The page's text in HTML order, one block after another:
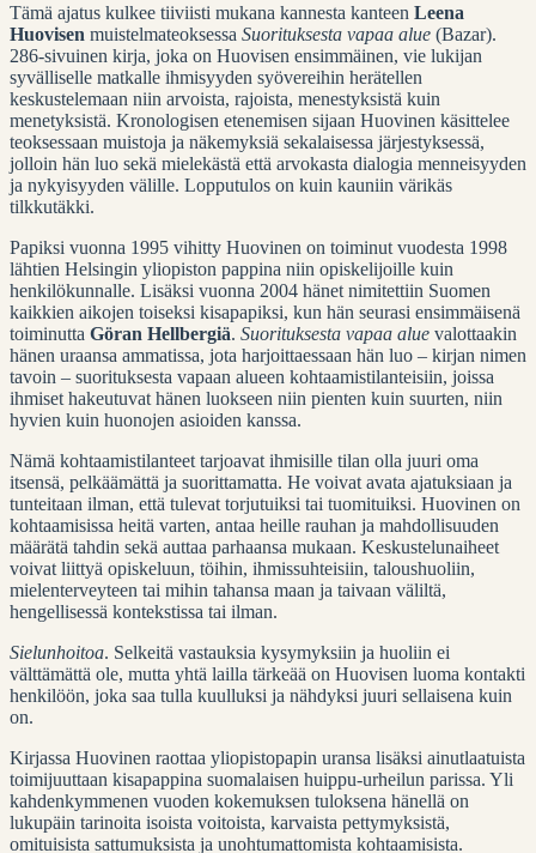
Tämä ajatus kulkee tiiviisti mukana kannesta kanteen Leena
Huovisen muistelmateoksessa Suorituksesta vapaa alue (Bazar).
286-sivuinen kirja, joka on Huovisen ensimmäinen, vie lukijan
syvälliselle matkalle ihmisyyden syövereihin herätellen
keskustelemaan niin arvoista, rajoista, menestyksistä kuin
menetyksistä. Kronologisen etenemisen sijaan Huovinen käsittelee
teoksessaan muistoja ja näkemyksiä sekalaisessa järjestyksessä,
jolloin hän luo sekä mielekästä että arvokasta dialogia menneisyyden
ja nykyisyyden välille. Lopputulos on kuin kauniin värikäs
tilkkutäkki.
Papiksi vuonna 1995 vihitty Huovinen on toiminut vuodesta 1998
lähtien Helsingin yliopiston pappina niin opiskelijoille kuin
henkilökunnalle. Lisäksi vuonna 2004 hänet nimitettiin Suomen
kaikkien aikojen toiseksi kisapapiksi, kun hän seurasi ensimmäisenä
toiminutta Göran Hellbergiä. Suorituksesta vapaa alue valottaakin
hänen uraansa ammatissa, jota harjoittaessaan hän luo – kirjan nimen
tavoin – suorituksesta vapaan alueen kohtaamistilanteisiin, joissa
ihmiset hakeutuvat hänen luokseen niin pienten kuin suurten, niin
hyvien kuin huonojen asioiden kanssa.
Nämä kohtaamistilanteet tarjoavat ihmisille tilan olla juuri oma
itsensä, pelkäämättä ja suorittamatta. He voivat avata ajatuksiaan ja
tunteitaan ilman, että tulevat torjutuiksi tai tuomituiksi. Huovinen on
kohtaamisissa heitä varten, antaa heille rauhan ja mahdollisuuden
määrätä tahdin sekä auttaa parhaansa mukaan. Keskustelunaiheet
voivat liittyä opiskeluun, töihin, ihmissuhteisiin, taloushuoliin,
mielenterveyteen tai mihin tahansa maan ja taivaan väliltä,
hengellisessä kontekstissa tai ilman.
Sielunhoitoa. Selkeitä vastauksia kysymyksiin ja huoliin ei
välttämättä ole, mutta yhtä lailla tärkeää on Huovisen luoma kontakti
henkilöön, joka saa tulla kuulluksi ja nähdyksi juuri sellaisena kuin
on.
Kirjassa Huovinen raottaa yliopistopapin uransa lisäksi ainutlaatuista
toimijuuttaan kisapappina suomalaisen huippu-urheilun parissa. Yli
kahdenkymmenen vuoden kokemuksen tuloksena hänellä on
lukupäin tarinoita isoista voitoista, karvaista pettymyksistä,
omituisista sattumuksista ja unohtumattomista kohtaamisista.